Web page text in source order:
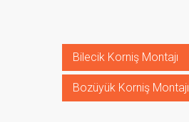
Bilecik Korniş Montajı
Bozüyük Korniş Montajı